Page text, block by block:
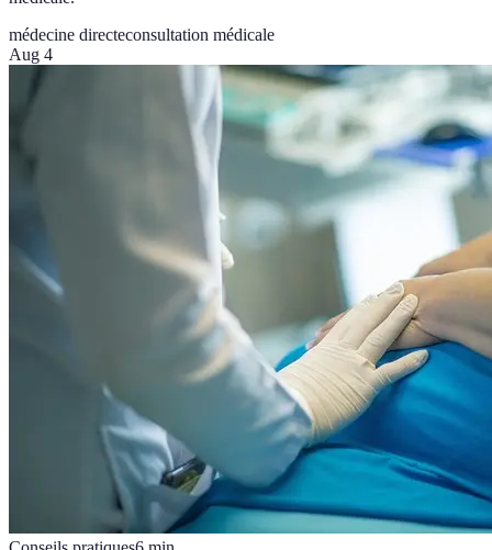
médecine directeconsultation médicale
Aug 4